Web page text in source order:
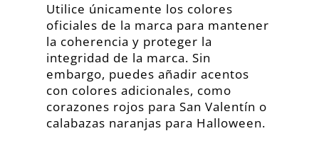
Utilice únicamente los colores
oficiales de la marca para mantener
la coherencia y proteger la
integridad de la marca. Sin
embargo, puedes añadir acentos
con colores adicionales, como
corazones rojos para San Valentín o
calabazas naranjas para Halloween.